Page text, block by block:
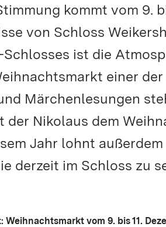
kommt vom 9.
von Schloss
Schlosses ist die
einer
Märchenlesungen
Nikolaus dem
Jahr lohnt
derzeit im Schloss zu
vom 9. bis 11.